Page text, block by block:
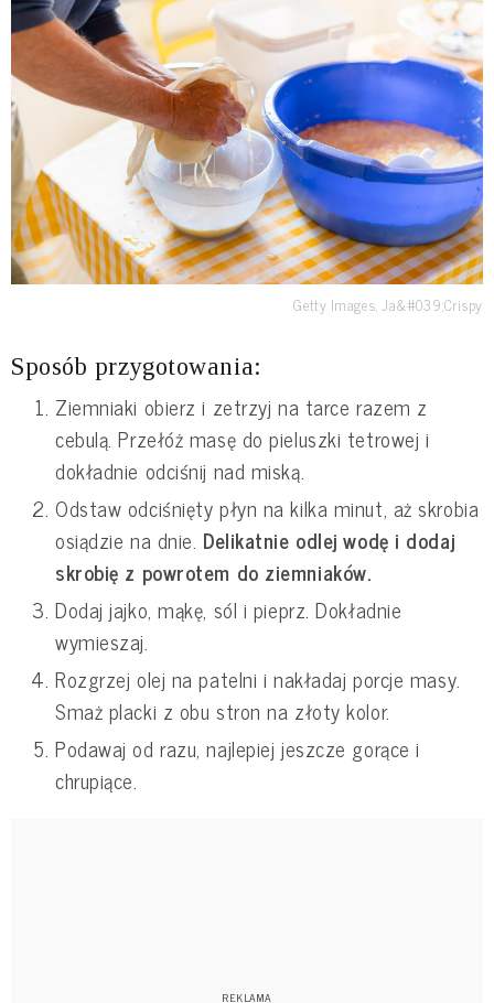
Getty Images, Ja&#039;Crispy
Sposób przygotowania:
Ziemniaki obierz i zetrzyj na tarce razem z
cebulą. Przełóż masę do pieluszki tetrowej i
dokładnie odciśnij nad miską.
Odstaw odciśnięty płyn na kilka minut, aż skrobia
osiądzie na dnie. Delikatnie odlej wodę i dodaj
skrobię z powrotem do ziemniaków.
Dodaj jajko, mąkę, sól i pieprz. Dokładnie
wymieszaj.
Rozgrzej olej na patelni i nakładaj porcje masy.
Smaż placki z obu stron na złoty kolor.
Podawaj od razu, najlepiej jeszcze gorące i
chrupiące.